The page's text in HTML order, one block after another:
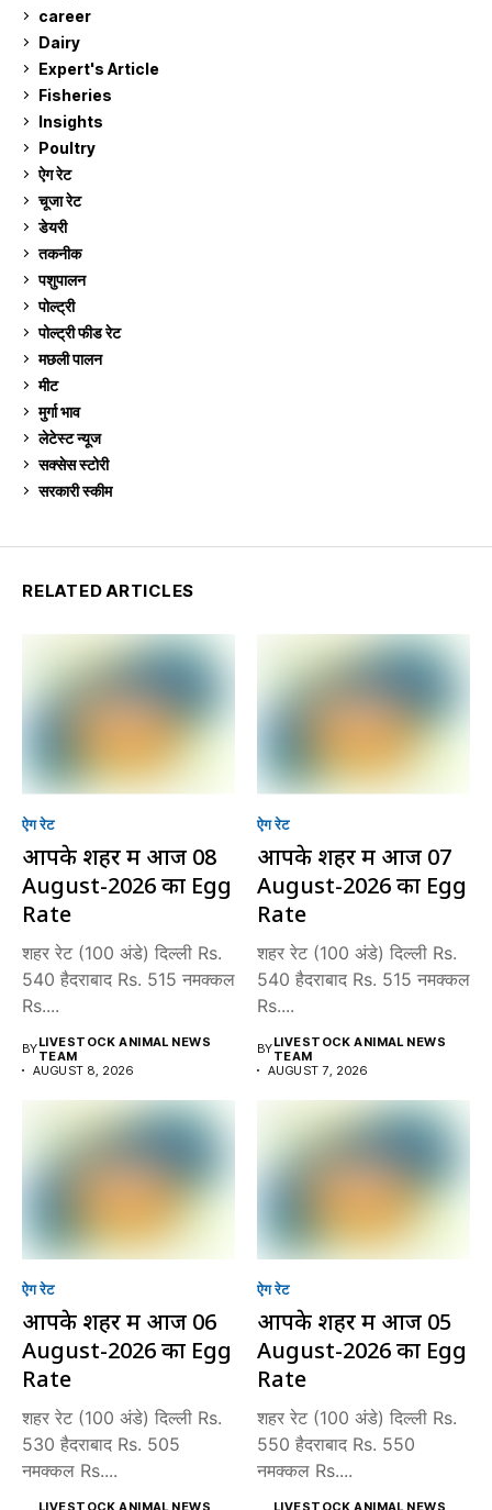
career
Dairy
Expert's Article
Fisheries
Insights
Poultry
ऐग रेट
चूजा रेट
डेयरी
तकनीक
पशुपालन
पोल्ट्री
पोल्ट्री फीड रेट
मछली पालन
मीट
मुर्गा भाव
लेटेस्ट न्यूज
सक्सेस स्टो‍री
सरकारी स्की‍म
RELATED ARTICLES
ऐग रेट
आपके शहर में आज 08
August-2026 का Egg
Rate
शहर रेट (100 अंडे) दिल्ली Rs.
540 हैदराबाद Rs. 515 नमक्कल
Rs....
BYLIVESTOCK ANIMAL NEWS
TEAM
AUGUST 8, 2026
ऐग रेट
आपके शहर में आज 07
August-2026 का Egg
Rate
शहर रेट (100 अंडे) दिल्ली Rs.
540 हैदराबाद Rs. 515 नमक्कल
Rs....
BYLIVESTOCK ANIMAL NEWS
TEAM
AUGUST 7, 2026
ऐग रेट
आपके शहर में आज 06
August-2026 का Egg
Rate
शहर रेट (100 अंडे) दिल्ली Rs.
530 हैदराबाद Rs. 505
नमक्कल Rs....
LIVESTOCK ANIMAL NEWS
ऐग रेट
आपके शहर में आज 05
August-2026 का Egg
Rate
शहर रेट (100 अंडे) दिल्ली Rs.
550 हैदराबाद Rs. 550
नमक्कल Rs....
LIVESTOCK ANIMAL NEWS